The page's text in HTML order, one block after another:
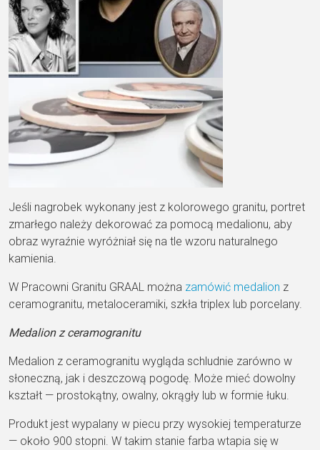
Jeśli nagrobek wykonany jest z kolorowego granitu, portret
zmarłego należy dekorować za pomocą medalionu, aby
obraz wyraźnie wyróżniał się na tle wzoru naturalnego
kamienia.
W Pracowni Granitu GRAAL można zamówić medalion z
ceramogranitu, metaloceramiki, szkła triplex lub porcelany.
Medalion z ceramogranitu
Medalion z ceramogranitu wygląda schludnie zarówno w
słoneczną, jak i deszczową pogodę. Może mieć dowolny
kształt — prostokątny, owalny, okrągły lub w formie łuku.
Produkt jest wypalany w piecu przy wysokiej temperaturze
— około 900 stopni. W takim stanie farba wtapia się w